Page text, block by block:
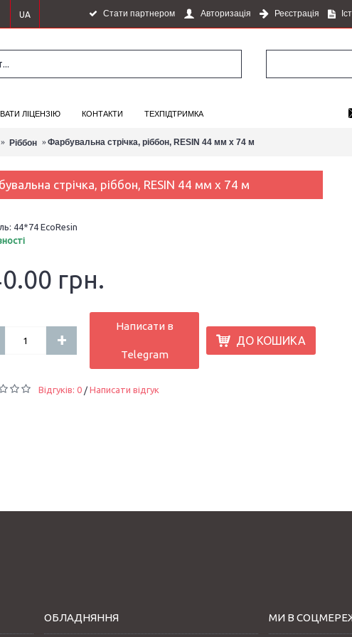
UA Стати партнером Авторизація Реєстрація
ЛІЦЕНЗІЮ КОНТАКТИ ТЕХПІДТРИМКА
Ріббон Фарбувальна стрічка, ріббон, RESIN 44 мм х 74 м
стрічка, ріббон, RESIN 44 мм х 74 м
44*74 EcoResin
грн.
+
Написати в
Telegram
ДО КОШИКА
Відгуків: 0 / Написати відгук
ОБЛАДНЯННЯ МИ В